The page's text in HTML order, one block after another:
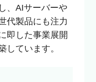
、AIサーバーや
代製品にも注力
即した事業展開
しています。